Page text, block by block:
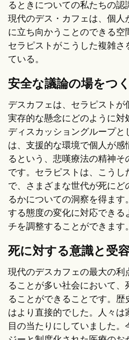
るときについての私たちの認
現代のデス・カフェは、個人
に立ち向かうことのできる空
セラピストがこうした複雑さ
ている。
安全な議論の場をつ
デスカフェは、セラピストが
実存的な懸念にどのように対
ディスカッショングループと
は、支援的な環境で個人が感
るという、悲嘆療法の精神
です。セラピストは、こうし
で、さまざまな世代が死にど
るかについての洞察を得ま
する態度の変化に対応できる
チを調整することができます。
死に対する意識と受
現代のデスカフェの最大の利
ることが多い社会において、
ることができることです。歴
はより直接的でした。人々は
目の当たりにしていました。